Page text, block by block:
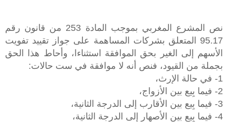
نص المشرع المغربي بموجب المادة 253 من قانون رقم
95.17 المتعلق بشركات المساهمة على جواز تقييد تفويت
الأسهم إلى الغير بحق الموافقة استثناءا، وأحاط هذا الحق
بجملة من القيود، فنص أنه لا موافقة في ست حالات:
1- في حالة الإرث،
2- فيما بِيع بين الأزواج،
3- فيما بِيع بين الأقارب إلى الدرجة الثانية،
4- فيما بِيع بين الأصهار إلى الدرجة الثانية،